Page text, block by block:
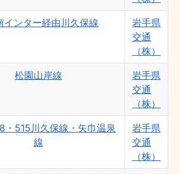
インター経由川久保線
岩手県
交通
（株）
松園山岸線
岩手県
交通
（株）
・515川久保線・矢巾温泉
線
岩手県
交通
（株）